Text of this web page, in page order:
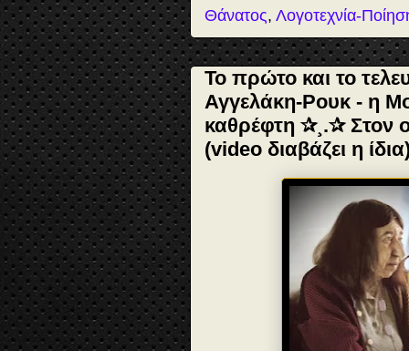
Θάνατος, Λογοτεχνία-
Το πρώτο και το
Αγγελάκη-Ρουκ - η
καθρέφτη ✰¸.✰ Στον
(video διαβάζει η